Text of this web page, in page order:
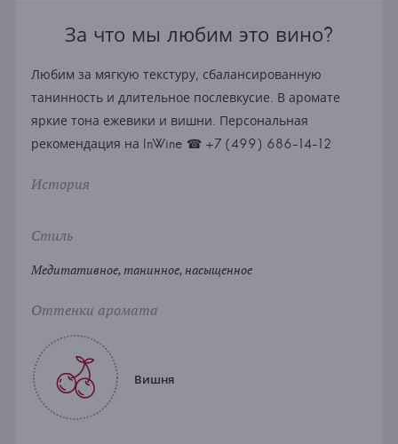
За что мы любим это вино?
Любим за мягкую текстуру, сбалансированную
танинность и длительное послевкусие. В аромате
яркие тона ежевики и вишни. Персональная
рекомендация на InWine ☎ +7 (499) 686-14-12
История
Стиль
Медитативное, танинное, насыщенное
Оттенки аромата
Вишня